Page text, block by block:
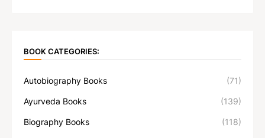
BOOK CATEGORIES:
Autobiography Books (71)
Ayurveda Books (139)
Biography Books (118)